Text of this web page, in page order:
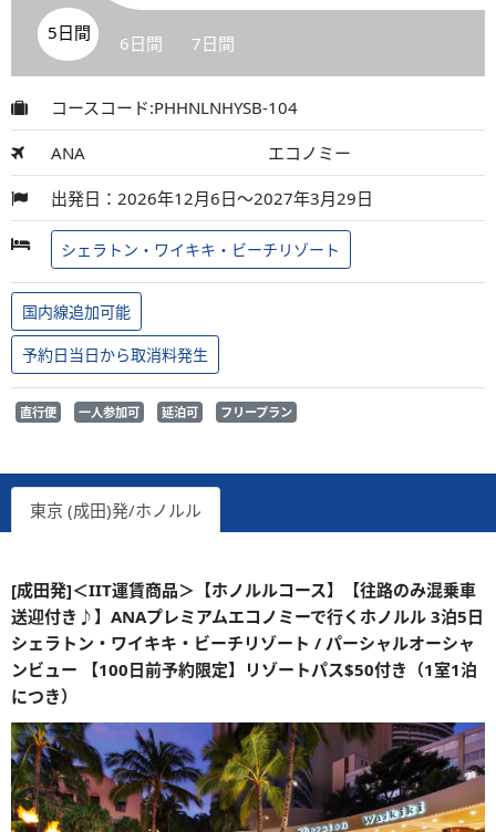
5日間 6日間 7日間
コースコード:PHHNLNHYSB-104
ANA エコノミー
出発日：2026年12月6日～2027年3月29日
シェラトン・ワイキキ・ビーチリゾート
国内線追加可能
予約日当日から取消料発生
直行便 一人参加可 延泊可 フリープラン
東京 (成田)発/ホノルル
[成田発]＜IIT運賃商品＞【ホノルルコース】【往路のみ混乗車
送迎付き♪】ANAプレミアムエコノミーで行くホノルル 3泊5日
シェラトン・ワイキキ・ビーチリゾート / パーシャルオーシャ
ンビュー 【100日前予約限定】リゾートパス$50付き（1室1泊
につき）